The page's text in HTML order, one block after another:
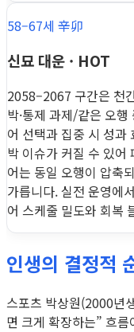
58–67세 辛卯
신묘 대운 · HOT
2058–2067 구간은 천
박·통제 과제/같은 오
어 선택과 집중 시 성과
박 이슈가 커질 수 있어
어는 동일 오행이 압축
가릅니다. 실전 운영에
어 스케줄 밀도와 회복
인생의 결정적
스포츠 박상원(2000년
면 크게 확장하는” 흐